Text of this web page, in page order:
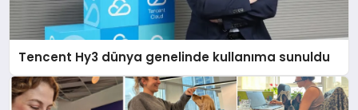
Tencent Hy3 dünya genelinde kullanıma sunuldu